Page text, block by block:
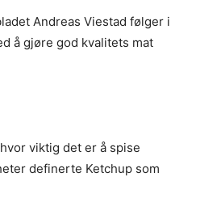
Andreas Viestad følger i
å gjøre god kvalitets mat
viktig det er å spise
definerte Ketchup som